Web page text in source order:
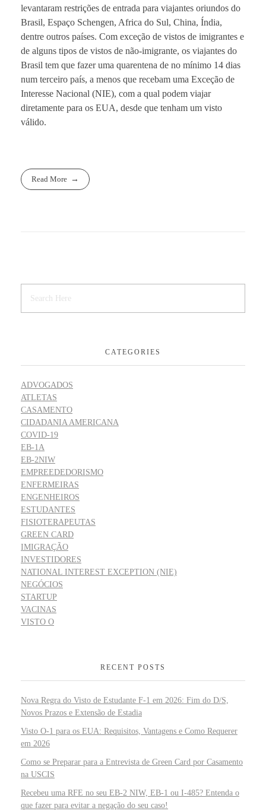
levantaram restrições de entrada para viajantes oriundos do
Brasil, Espaço Schengen, Africa do Sul, China, Índia,
dentre outros países. Com exceção de vistos de imigrantes e
de alguns tipos de vistos de não-imigrante, os viajantes do
Brasil tem que fazer uma quarentena de no mínimo 14 dias
num terceiro país, a menos que recebam uma Exceção de
Interesse Nacional (NIE), com a qual podem viajar
diretamente para os EUA, desde que tenham um visto
válido.
Read More
CATEGORIES
ADVOGADOS
ATLETAS
CASAMENTO
CIDADANIA AMERICANA
COVID-19
EB-1A
EB-2NIW
EMPREEDEDORISMO
ENFERMEIRAS
ENGENHEIROS
ESTUDANTES
FISIOTERAPEUTAS
GREEN CARD
IMIGRAÇÃO
INVESTIDORES
NATIONAL INTEREST EXCEPTION (NIE)
NEGÓCIOS
STARTUP
VACINAS
VISTO O
RECENT POSTS
Nova Regra do Visto de Estudante F-1 em 2026: Fim do D/S,
Novos Prazos e Extensão de Estadia
Visto O-1 para os EUA: Requisitos, Vantagens e Como Requerer
em 2026
Como se Preparar para a Entrevista de Green Card por Casamento
na USCIS
Recebeu uma RFE no seu EB-2 NIW, EB-1 ou I-485? Entenda o
que fazer para evitar a negação do seu caso!